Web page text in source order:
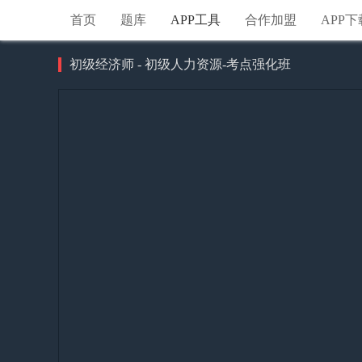
首页 题库 APP工具 合作加盟 APP下
初级经济师 - 初级人力资源-考点强化班